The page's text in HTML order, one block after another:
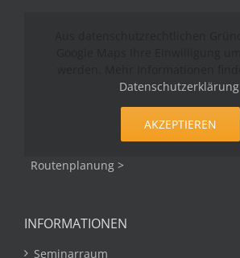
Datenschutzerklärung.
AKZEPTIEREN
Routenplanung >
INFORMATIONEN
Seminarraum